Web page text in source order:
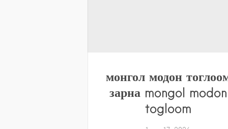
монгол модон
зарна mongol modon
togloom